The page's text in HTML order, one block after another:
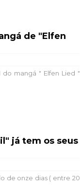
de "Elfen
do mangá " Elfen Lied "
já tem os seus
de onze dias ( entre 20